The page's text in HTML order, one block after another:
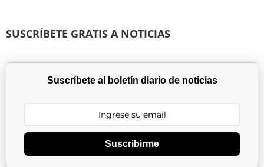
SUSCRÍBETE GRATIS A NOTICIAS
Suscríbete al boletín diario de noticias
Suscribirme